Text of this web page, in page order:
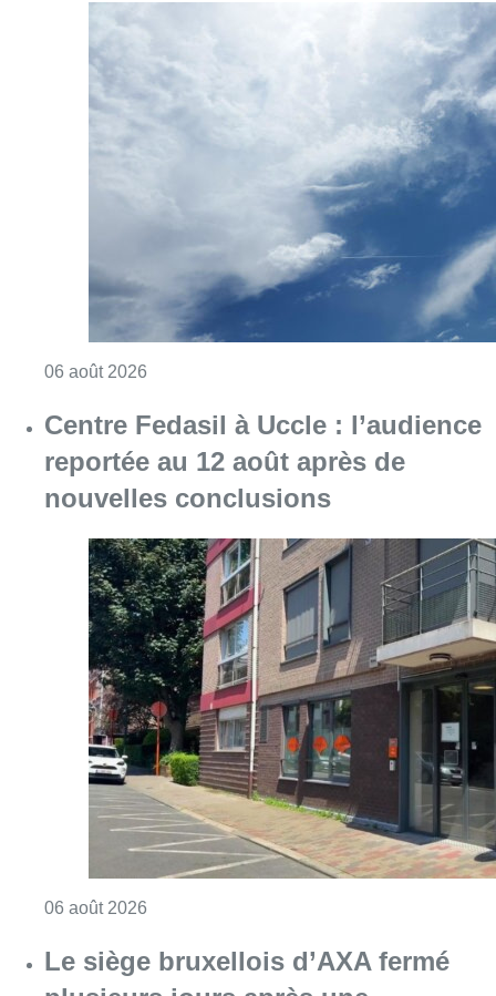
06 août 2026
Centre Fedasil à Uccle : l’audience
reportée au 12 août après de
nouvelles conclusions
06 août 2026
Le siège bruxellois d’AXA fermé